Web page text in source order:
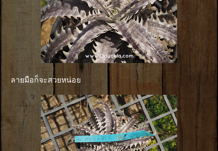
ลายมือก็จะสวยหน่อย